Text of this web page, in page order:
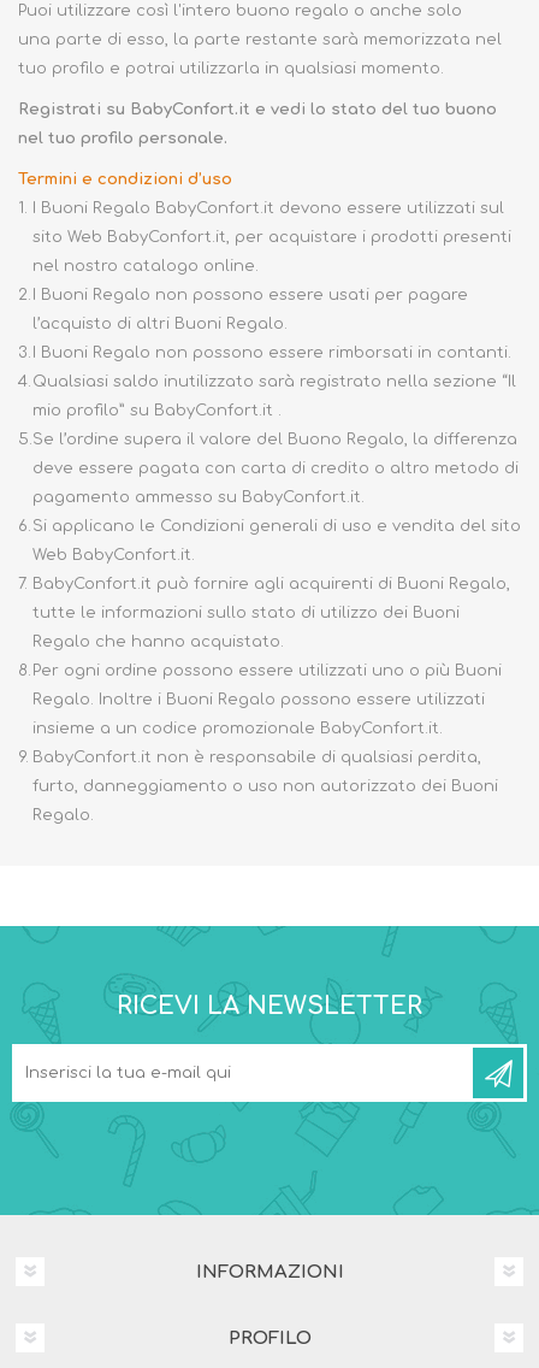
Puoi utilizzare così l'intero buono regalo o anche solo
una parte di esso, la parte restante sarà memorizzata nel
tuo profilo e potrai utilizzarla in qualsiasi momento.
Registrati su BabyConfort.it e vedi lo stato del tuo buono
nel tuo profilo personale.
Termini e condizioni d’uso
1.
I Buoni Regalo BabyConfort.it devono essere utilizzati sul
sito Web BabyConfort.it, per acquistare i prodotti presenti
nel nostro catalogo online.
2.
I Buoni Regalo non possono essere usati per pagare
l’acquisto di altri Buoni Regalo.
3.
I Buoni Regalo non possono essere rimborsati in contanti.
4. Qualsiasi saldo inutilizzato sarà registrato nella sezione “Il
mio profilo” su BabyConfort.it .
5. Se l’ordine supera il valore del Buono Regalo, la differenza
deve essere pagata con carta di credito o altro metodo di
pagamento ammesso su BabyConfort.it.
6. Si applicano le Condizioni generali di uso e vendita del sito
Web BabyConfort.it.
7. BabyConfort.it può fornire agli acquirenti di Buoni Regalo,
tutte le informazioni sullo stato di utilizzo dei Buoni
Regalo che hanno acquistato.
8. Per ogni ordine possono essere utilizzati uno o più Buoni
Regalo. Inoltre i Buoni Regalo possono essere utilizzati
insieme a un codice promozionale BabyConfort.it.
9. BabyConfort.it non è responsabile di qualsiasi perdita,
furto, danneggiamento o uso non autorizzato dei Buoni
Regalo.
RICEVI LA NEWSLETTER
INFORMAZIONI
PROFILO